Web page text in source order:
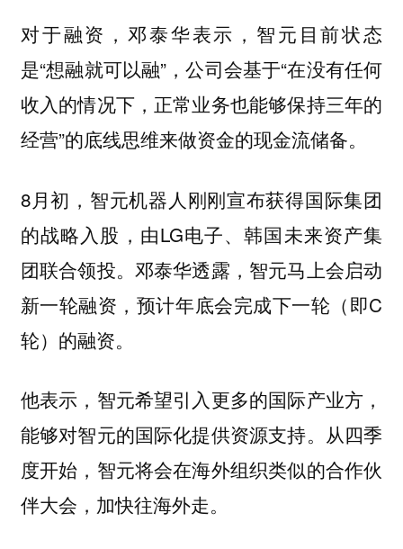
对于融资，邓泰华表示，智元目前状态
是“想融就可以融”，公司会基于“在没有任何
收入的情况下，正常业务也能够保持三年的
经营”的底线思维来做资金的现金流储备。
8月初，智元机器人刚刚宣布获得国际集团
的战略入股，由LG电子、韩国未来资产集
团联合领投。邓泰华透露，智元马上会启动
新一轮融资，预计年底会完成下一轮（即C
轮）的融资。
他表示，智元希望引入更多的国际产业方，
能够对智元的国际化提供资源支持。从四季
度开始，智元将会在海外组织类似的合作伙
伴大会，加快往海外走。